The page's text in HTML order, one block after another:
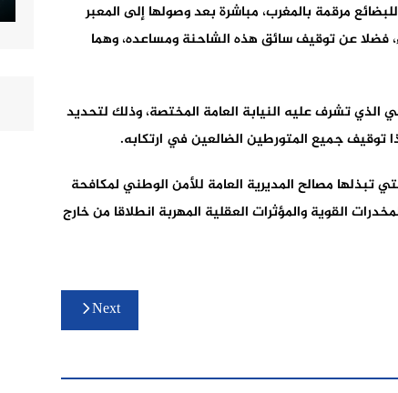
مرقمة بالمغرب، مباشرة بعد وصولها إلى المعبر
فضلا عن توقيف سائق هذه الشاحنة ومساعده، وهما
تشرف عليه النيابة العامة المختصة، وذلك لتحديد
توقيف جميع المتورطين الضالعين في ارتكابه.
تبذلها مصالح المديرية العامة للأمن الوطني لمكافحة
القوية والمؤثرات العقلية المهربة انطلاقا من خارج
Next